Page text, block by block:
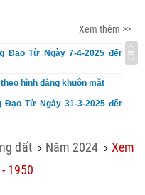
Xem thêm >>
Đạo Từ Ngày 7-4-2025 đến
hình dáng khuôn mặt
Đạo Từ Ngày 31-3-2025 đến
đất › Năm 2024 ›Xem
1950